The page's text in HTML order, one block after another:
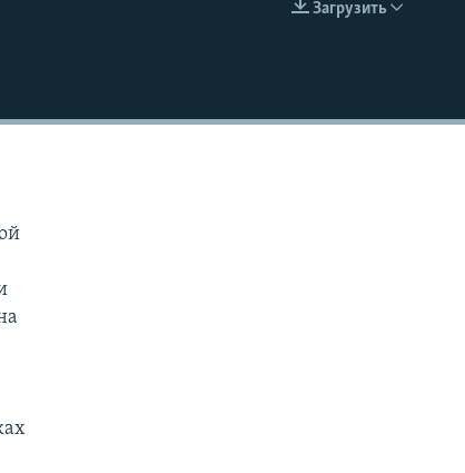
EMBED
Загрузить